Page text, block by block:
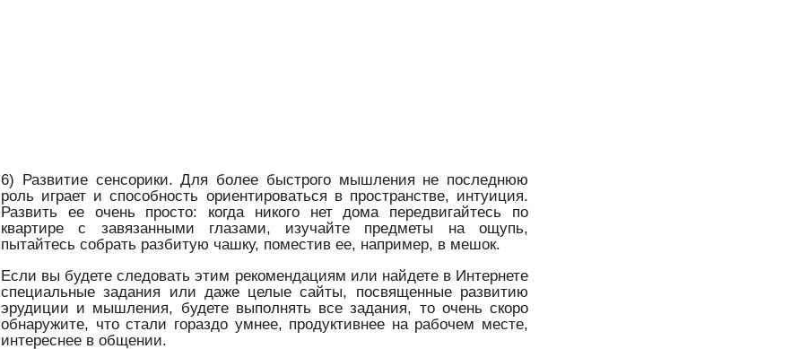
6) Развитие сенсорики. Для более быстрого мышления не последнюю
роль играет и способность ориентироваться в пространстве, интуиция.
Развить ее очень просто: когда никого нет дома передвигайтесь по
квартире с завязанными глазами, изучайте предметы на ощупь,
пытайтесь собрать разбитую чашку, поместив ее, например, в мешок.
Если вы будете следовать этим рекомендациям или найдете в Интернете
специальные задания или даже целые сайты, посвященные развитию
эрудиции и мышления, будете выполнять все задания, то очень скоро
обнаружите, что стали гораздо умнее, продуктивнее на рабочем месте,
интереснее в общении.